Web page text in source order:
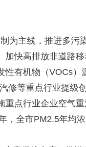
为主线，推进多污
快高排放非道路
有机物（VOCs
修等重点行业提级
点行业企业空气
，全市PM2.5年均